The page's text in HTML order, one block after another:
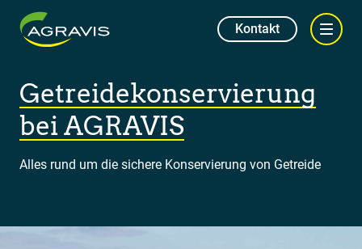
Kontakt
Getreidekonservierung
bei AGRAVIS
Alles rund um die sichere Konservierung von Getreide